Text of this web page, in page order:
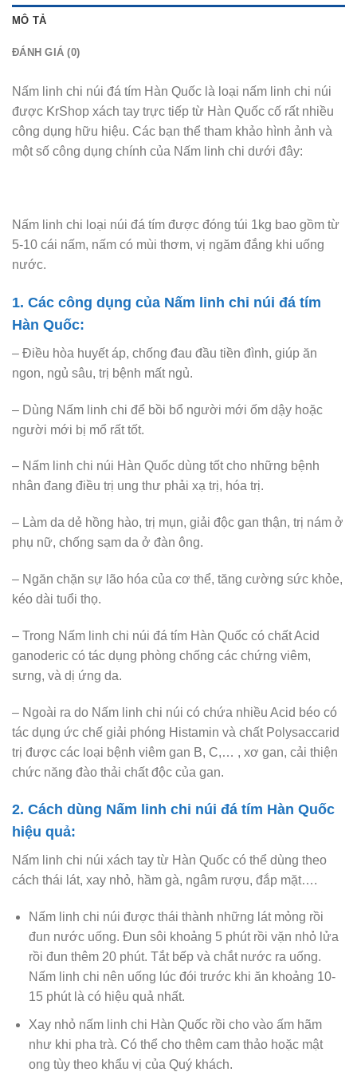
MÔ TẢ
ĐÁNH GIÁ (0)
Nấm linh chi núi đá tím Hàn Quốc là loại nấm linh chi núi
được KrShop xách tay trực tiếp từ Hàn Quốc cố rất nhiều
công dụng hữu hiệu. Các bạn thể tham khảo hình ảnh và
một số công dụng chính của Nấm linh chi dưới đây:
Nấm linh chi loại núi đá tím được đóng túi 1kg bao gồm từ
5-10 cái nấm, nấm có mùi thơm, vị ngăm đắng khi uống
nước.
1. Các công dụng của Nấm linh chi núi đá tím
Hàn Quốc:
– Điều hòa huyết áp, chống đau đầu tiền đình, giúp ăn
ngon, ngủ sâu, trị bệnh mất ngủ.
– Dùng Nấm linh chi để bồi bổ người mới ốm dậy hoặc
người mới bị mổ rất tốt.
– Nấm linh chi núi Hàn Quốc dùng tốt cho những bệnh
nhân đang điều trị ung thư phải xạ trị, hóa trị.
– Làm da dẻ hồng hào, trị mụn, giải độc gan thận, trị nám ở
phụ nữ, chống sạm da ở đàn ông.
– Ngăn chặn sự lão hóa của cơ thể, tăng cường sức khỏe,
kéo dài tuổi thọ.
– Trong Nấm linh chi núi đá tím Hàn Quốc có chất Acid
ganoderic có tác dụng phòng chống các chứng viêm,
sưng, và dị ứng da.
– Ngoài ra do Nấm linh chi núi có chứa nhiều Acid béo có
tác dụng ức chế giải phóng Histamin và chất Polysaccarid
trị được các loại bệnh viêm gan B, C,… , xơ gan, cải thiện
chức năng đào thải chất độc của gan.
2. Cách dùng Nấm linh chi núi đá tím Hàn Quốc
hiệu quả:
Nấm linh chi núi xách tay từ Hàn Quốc có thể dùng theo
cách thái lát, xay nhỏ, hầm gà, ngâm rượu, đắp mặt….
Nấm linh chi núi được thái thành những lát mỏng rồi
đun nước uống. Đun sôi khoảng 5 phút rồi vặn nhỏ lửa
rồi đun thêm 20 phút. Tắt bếp và chắt nước ra uống.
Nấm linh chi nên uống lúc đói trước khi ăn khoảng 10-
15 phút là có hiệu quả nhất.
Xay nhỏ nấm linh chi Hàn Quốc rồi cho vào ấm hãm
như khi pha trà. Có thể cho thêm cam thảo hoặc mật
ong tùy theo khẩu vị của Quý khách.